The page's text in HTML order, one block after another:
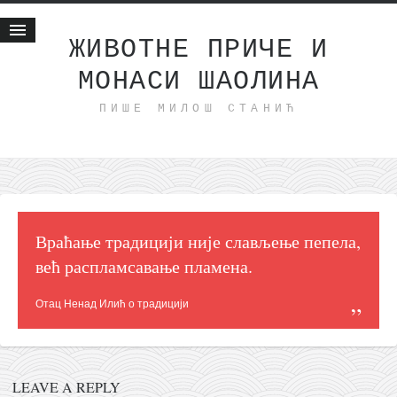
ЖИВОТНЕ ПРИЧЕ И
МОНАСИ ШАОЛИНА
ПИШЕ МИЛОШ СТАНИЋ
Животне приче
интернет пословање
исхраном до здравља
моменти и места
светлопис
законоправило
духовни отац
Враћање традицији није слављење пепела,
већ распламсавање пламена.
Отац Ненад Илић о традицији
LEAVE A REPLY